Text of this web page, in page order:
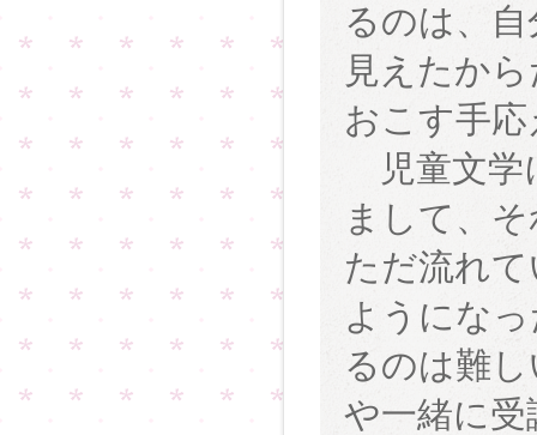
るのは、
見えたか
おこす手
児童文学
まして、
ただ流れ
ようにな
るのは難
や一緒に